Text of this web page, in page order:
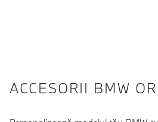
ACCESORII BMW